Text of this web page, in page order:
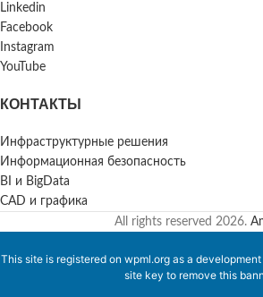
Linkedin
Facebook
Instagram
YouTube
КОНТАКТЫ
Инфраструктурные решения
Информационная безопасность
BI и BigData
CAD и графика
All rights reserved 2026.
This site is registered on wpml.org as a
site key to remove this